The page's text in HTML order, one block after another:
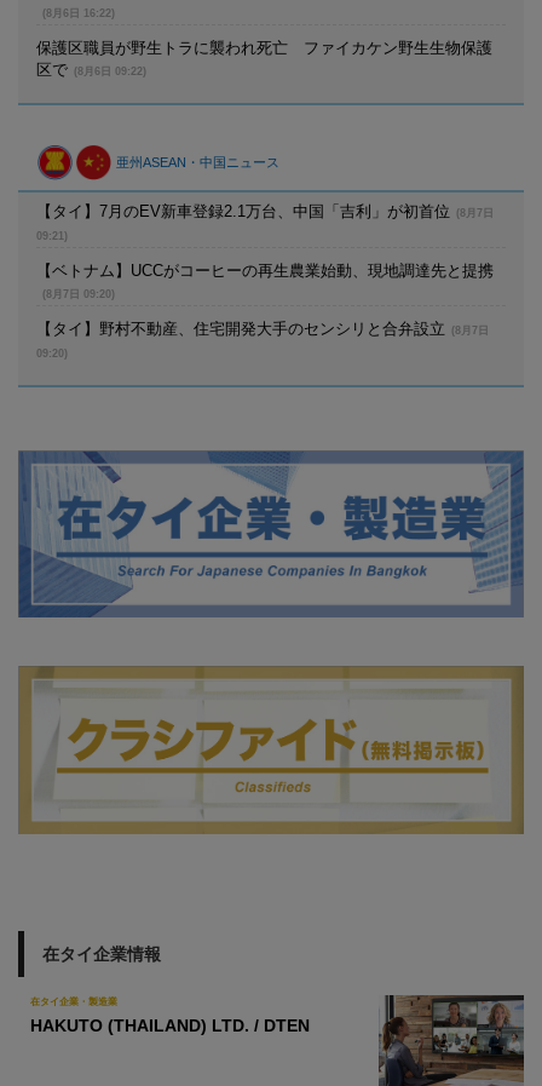
(8月6日 16:22)
保護区職員が野生トラに襲われ死亡 ファイカケン野生生物保護
区で
(8月6日 09:22)
亜州ASEAN・中国ニュース
【タイ】7月のEV新車登録2.1万台、中国「吉利」が初首位
(8月7日
09:21)
【ベトナム】UCCがコーヒーの再生農業始動、現地調達先と提携
(8月7日 09:20)
【タイ】野村不動産、住宅開発大手のセンシリと合弁設立
(8月7日
09:20)
在タイ企業情報
在タイ企業・製造業
HAKUTO (THAILAND) LTD. / DTEN